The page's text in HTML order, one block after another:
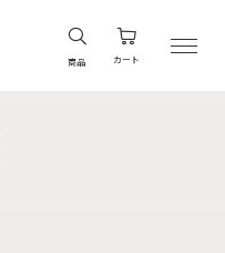
商品 カート